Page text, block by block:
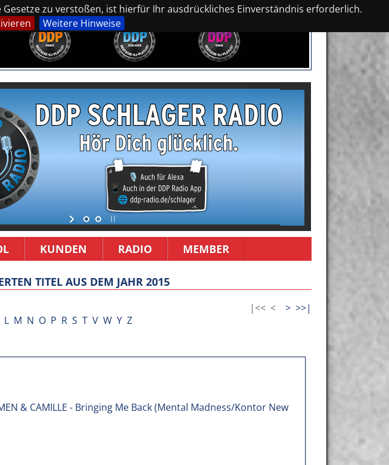
zu verstoßen, ist hierfür Ihr ausdrückliches Einverständnis erforderlich.
Weitere Hinweise
KUNDEN RADIO MEMBER
TITEL AUS DEM JAHR 2015
|<< < > >>|
L M N O P R S T V W Y Z